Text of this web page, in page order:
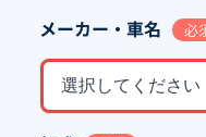
メーカー・車名 必
選択してください